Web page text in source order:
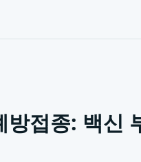
접종: 백신